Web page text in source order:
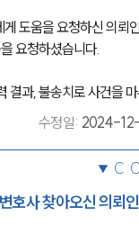
도움을 요청하신 의뢰
요청하셨습니다.
결과, 불송치로 사건을
수정일: 2024-
호사 찾아오신 의뢰인